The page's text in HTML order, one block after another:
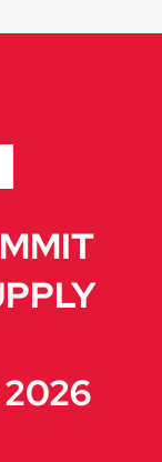
2026